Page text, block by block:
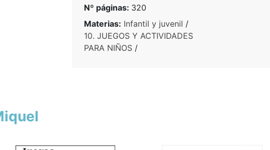
Nº páginas: 320
Materias: Infantil y juvenil /
10. JUEGOS Y ACTIVIDADES
PARA NIÑOS/